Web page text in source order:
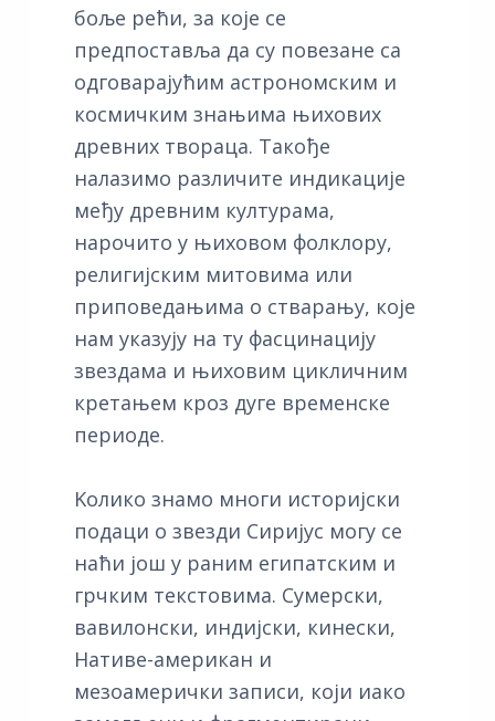
боље рећи, за које се
предпоставља да су повезане са
одговарајућим астрономским и
космичким знањима њихових
древних твораца. Такође
налазимо различите индикације
међу древним културама,
нарочито у њиховом фолклору,
религијским митовима или
приповедањима о стварању, које
нам указују на ту фасцинацију
звездама и њиховим цикличним
кретањем кроз дуге временске
периоде.
Kолико знамо многи историјски
подаци о звезди Сиријус могу се
наћи још у раним египатским и
грчким текстовима. Сумерски,
вавилонски, индијски, кинески,
Нативе-американ и
мезоамерички записи, који иако